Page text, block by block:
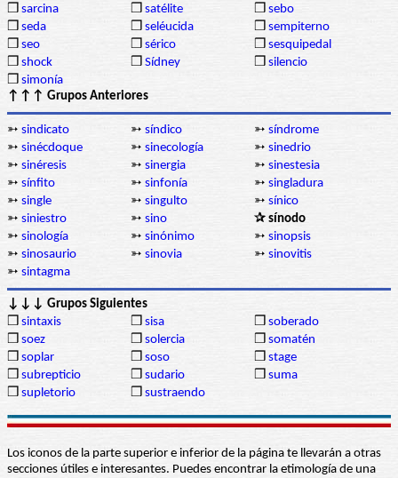
❒ sarcina ❒ satélite ❒ sebo
❒ seda ❒ seléucida ❒ sempiterno
❒ seo ❒ sérico ❒ sesquipedal
❒ shock ❒ Sídney ❒ silencio
❒ simonía
↑↑↑ Grupos Anteriores
➳ sindicato ➳ síndico ➳ síndrome
➳ sinécdoque ➳ sinecología ➳ sinedrio
➳ sinéresis ➳ sinergia ➳ sinestesia
➳ sínfito ➳ sinfonía ➳ singladura
➳ single ➳ singulto ➳ sínico
➳ siniestro ➳ sino
✰ sínodo
➳ sinología ➳ sinónimo ➳ sinopsis
➳ sinosaurio ➳ sinovia ➳ sinovitis
➳ sintagma
↓↓↓ Grupos Siguientes
❒ sintaxis ❒ sisa ❒ soberado
❒ soez ❒ solercia ❒ somatén
❒ soplar ❒ soso ❒ stage
❒ subrepticio ❒ sudario ❒ suma
❒ supletorio ❒ sustraendo
Los iconos de la parte superior e inferior de la página te llevarán a otras
secciones útiles e interesantes. Puedes encontrar la etimología de una